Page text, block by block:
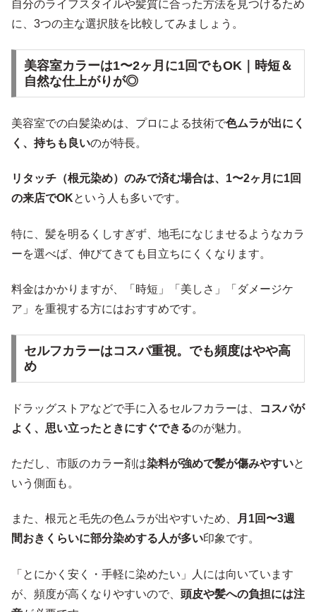
自分のライフスタイルや髪質に合った方法を見つけるため
に、3つの主な選択肢を比較してみましょう。
美容室カラーは1〜2ヶ月に1回でもOK｜時短＆
自然な仕上がりが◎
美容室での白髪染めは、プロによる技術で色ムラが出にく
く、持ちも良いのが特長。
リタッチ（根元染め）のみで済む場合は、1〜2ヶ月に1回
の来店でOKという人も多いです。
特に、髪を明るくしすぎず、地毛になじませるようなカラ
ーを選べば、伸びてきても目立ちにくくなります。
料金はかかりますが、「時短」「美しさ」「ダメージケ
ア」を重視する方にはおすすめです。
セルフカラーはコスパ重視。でも頻度はやや高
め
ドラッグストアなどで手に入るセルフカラーは、
コスパが
よく、思い立ったときにすぐできるのが魅力。
ただし、市販のカラー剤は染料が強めで髪が傷みやすいと
いう側面も。
また、根元と毛先の色ムラが出やすいため、
月1回〜3週
間おきくらいに部分染めする人が多い印象です。
「とにかく安く・手軽に染めたい」人には向いています
が、頻度が高くなりやすいので、 頭皮や髪への負担には注